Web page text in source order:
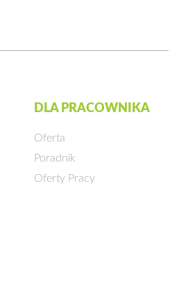
DLA PRACOWNIKA
Oferta
Poradnik
Oferty Pracy